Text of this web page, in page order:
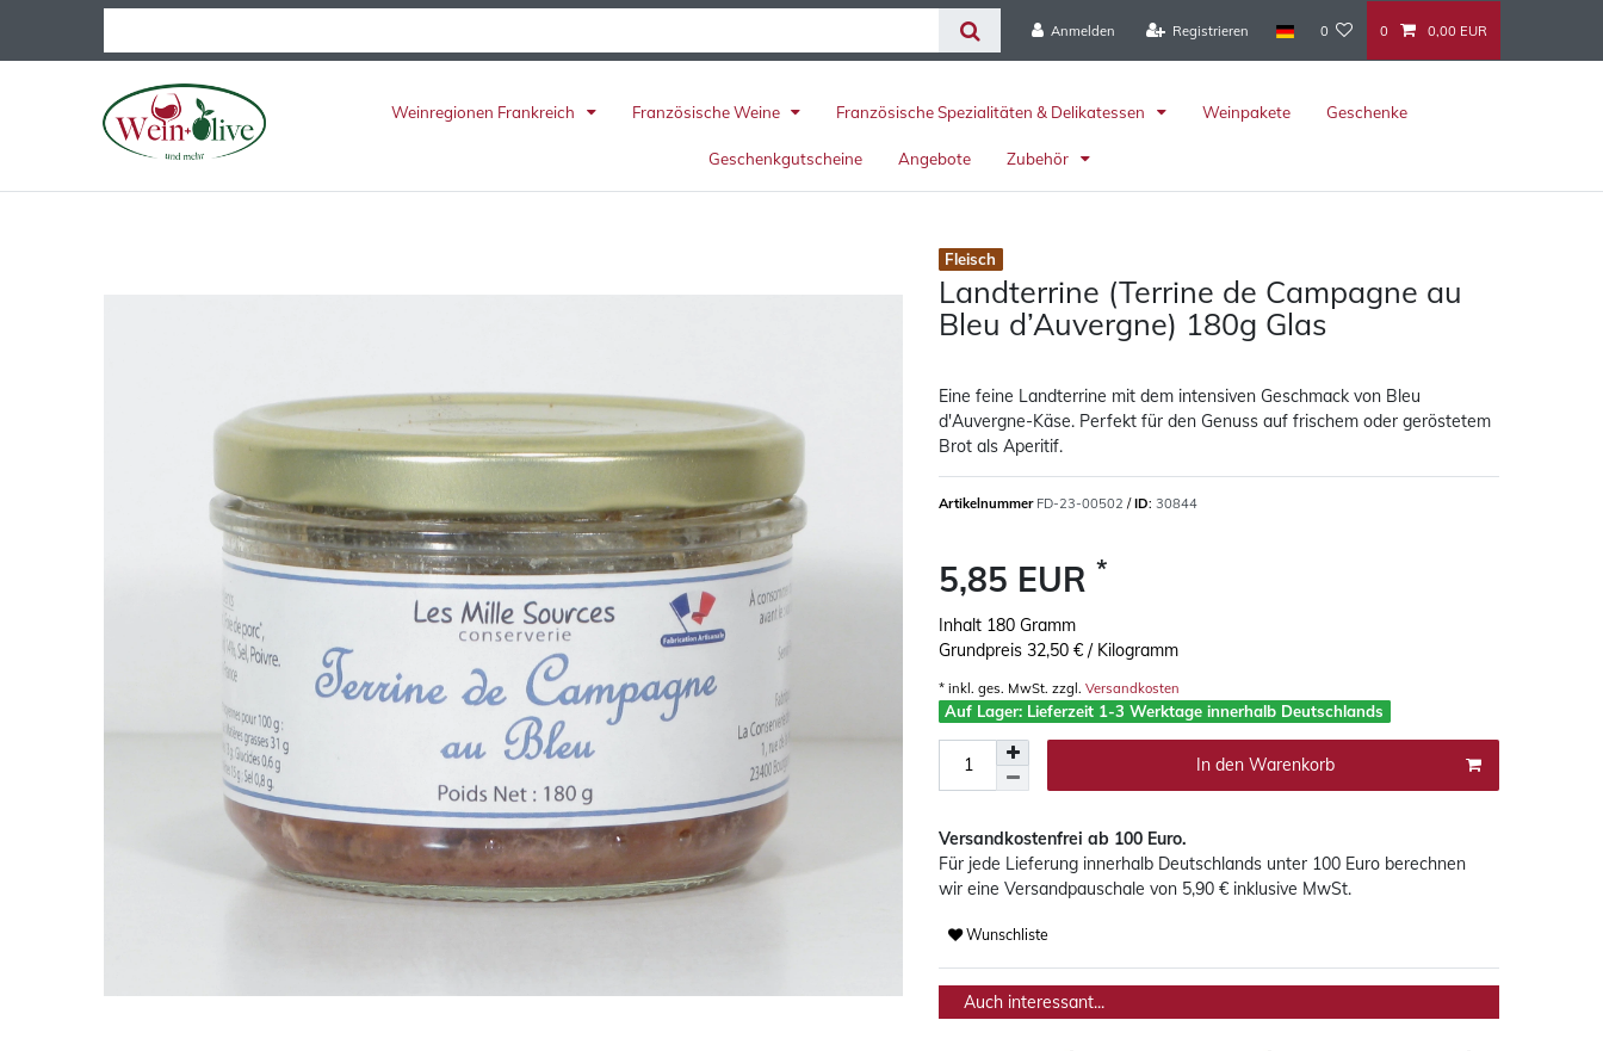
Anmelden Registrieren 0 0 0,00 EUR
Weinregionen Frankreich Französische Weine Französische Spezialitäten & Delikatessen Weinpakete Geschenke
Geschenkgutscheine Angebote Zubehör
Fleisch
Landterrine (Terrine de Campagne au
Bleu d’Auvergne) 180g Glas
Eine feine Landterrine mit dem intensiven Geschmack von Bleu
d'Auvergne-Käse. Perfekt für den Genuss auf frischem oder geröstetem
Brot als Aperitif.
Artikelnummer FD-23-00502 /ID: 30844
5,85 EUR *
Inhalt 180 Gramm
Grundpreis 32,50 € / Kilogramm
* inkl. ges. MwSt. zzgl. Versandkosten
Auf Lager: Lieferzeit 1-3 Werktage innerhalb Deutschlands
In den Warenkorb
Versandkostenfrei ab 100 Euro.
Für jede Lieferung innerhalb Deutschlands unter 100 Euro berechnen
wir eine Versandpauschale von 5,90 € inklusive MwSt.
Wunschliste
Auch interessant...